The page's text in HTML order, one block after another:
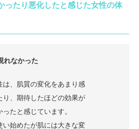
ったり悪化したと感じた女性の体
れなかった
は、肌質の変化をあまり感
り、期待したほどの効果が
たと感じています。
い始めたが肌には大きな変